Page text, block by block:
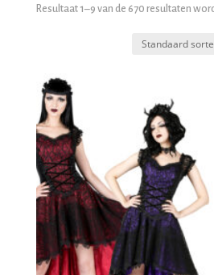
Resultaat 1–9 van de 670 resultaten